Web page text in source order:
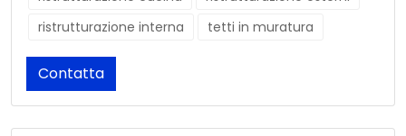
ristrutturazione interna
tetti in muratura
Contatta